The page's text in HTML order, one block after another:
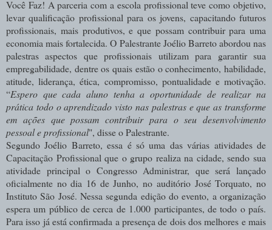
Você Faz! A parceria com a escola profissional teve como objetivo,
levar qualificação profissional para os jovens, capacitando futuros
profissionais, mais produtivos, e que possam contribuir para uma
economia mais fortalecida. O Palestrante Joélio Barreto abordou nas
palestras aspectos que profissionais utilizam para garantir sua
empregabilidade, dentre os quais estão o conhecimento, habilidade,
atitude, liderança, ética, compromisso, pontualidade e motivação.
“Espero que cada aluno tenha a oportunidade de realizar na
prática todo o aprendizado visto nas palestras e que as transforme
em ações que possam contribuir para o seu desenvolvimento
pessoal e profissional", disse o Palestrante.
Segundo Joélio Barreto, essa é só uma das várias atividades de
Capacitação Profissional que o grupo realiza na cidade, sendo sua
atividade principal o Congresso Administrar, que será lançado
oficialmente no dia 16 de Junho, no auditório José Torquato, no
Instituto São José. Nessa segunda edição do evento, a organização
espera um público de cerca de 1.000 participantes, de todo o país.
Para isso já está confirmada a presença de dois dos melhores e mais